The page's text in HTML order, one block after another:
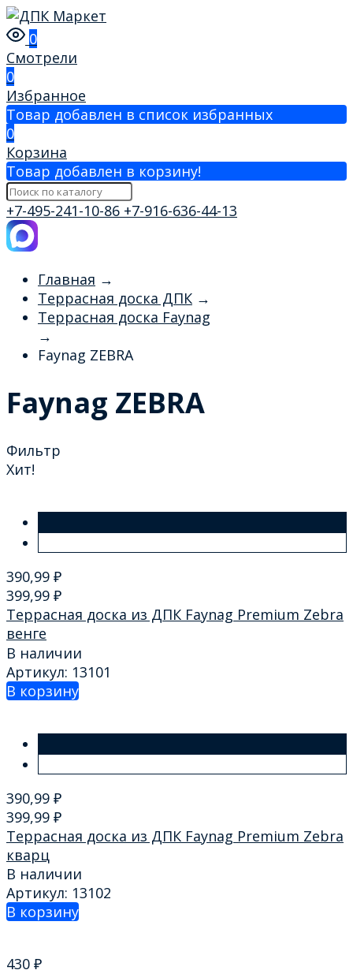
0
Смотрели
0
Избранное
Товар добавлен в список избранных
0
Корзина
Товар добавлен в корзину!
+7-495-241-10-86 +7-916-636-44-13
Главная →
Террасная доска ДПК →
Террасная доска Faynag
→
Faynag ZEBRA
Faynag ZEBRA
Фильтр
Хит!
390,99 ₽
399,99 ₽
Террасная доска из ДПК Faynag Premium Zebra
венге
В наличии
Артикул: 13101
В корзину
390,99 ₽
399,99 ₽
Террасная доска из ДПК Faynag Premium Zebra
кварц
В наличии
Артикул: 13102
В корзину
430 ₽